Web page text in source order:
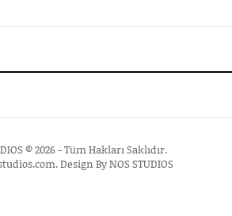
© 2026 - Tüm Hakları Saklıdır.
. Design ByNOS STUDIOS